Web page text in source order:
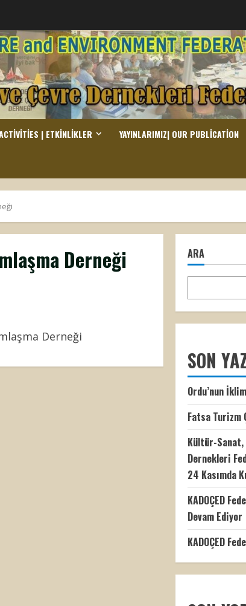
| ETKINLIKLER YAYINLARIMIZ| OUR PUBLICATION
Derneği
Derneği
ARA
SON
Ordu’nun
Fatsa Turizm
Kültür-Sanat,
Dernekleri
24 Kasımda
KADOÇED
Devam Ediyor
KADOÇED